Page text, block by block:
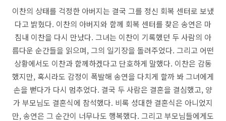
이찬의 상태를 걱정한 아버지는 결국 그를 정신 회복 센터로 보냈
다고 밝혔다. 이찬의 아버지와 함께 회복 센터를 찾은 송연은 마
침내 이찬을 다시 만났다. 그녀는 이찬이 기록했던 두 사람의 아
름다운 순간들을 읽으며, 그의 일기장을 돌려주었다. 그리고 어떤
상황에서도 이찬과 함께하겠다고 단호하게 말했다. 이찬은 감동
했지만, 혹시라도 감정이 폭발해 송연을 다치게 할까 봐 그녀에게
손을 뻗다가 다시 멈추었다. 결국 두 사람은 결혼을 결심했고, 양
가 부모님도 결혼식에 참석했다. 비록 성대한 결혼식은 아니었지
만, 송연은 그 순간이 너무나도 행복했다. 그리고 부모님들에게도